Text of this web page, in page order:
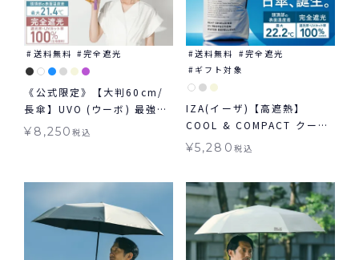
送料無料 完全遮光
《公式限定》【大判60cm/
長傘】UVO (ウーボ) 最強の
日傘 大きめタイプ ≪送料無
¥ 8,250税込
送料無料
完全遮光
ギフト対象
IZA(イーザ)【高遮熱】
COOL & COMPACT クール
&コンパクト 日傘 折りたた
¥5,280 税込